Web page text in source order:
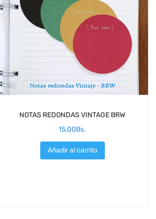
NOTAS REDONDAS VINTAGE BRW
15,00Bs.
Añadir al carrito